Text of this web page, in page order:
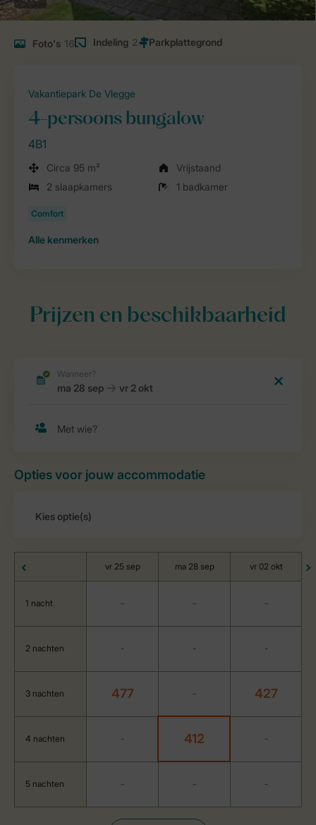
Foto's 16 Indeling 2
Vakantiepark De Vlegge
4-persoons bungalow
4B1
Circa 95 m²
Vrijstaand
2 slaapkamers
1 badkamer
Alle kenmerken
Prijzen en beschikbaarheid
Opties voor jouw accommodatie
vr 25 sep ma 28 sep vr 02 okt
1 nacht - - -
2 nachten - - -
3 nachten 477 - 427
4 nachten - 412 -
5 nachten - - -